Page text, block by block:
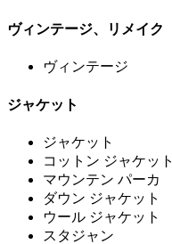
ヴィンテージ、リメイク
ヴィンテージ
ジャケット
ジャケット
コットン ジャケット
マウンテン パーカ
ダウン ジャケット
ウール ジャケット
スタジャン